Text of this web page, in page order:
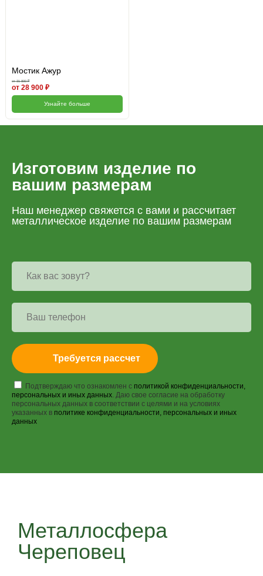
Мостик Ажур
от 31 800 ₽
от 28 900 ₽
Узнайте больше
Изготовим изделие по
вашим размерам
Наш менеджер свяжется с вами и рассчитает
металлическое изделие по вашим размерам
Требуется рассчет
Подтверждаю что ознакомлен с политикой конфиденциальности,
персональных и иных данных. Даю свое согласие на обработку
персональных данных в соответствии с целями и на условиях
указанных в политике конфиденциальности, персональных и иных
данных
Металлосфера
Череповец